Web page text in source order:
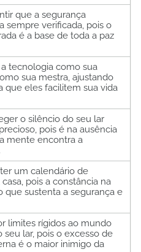
que a segurança
sempre verificada, pois o
é a base de toda a paz
tecnologia como sua
sua mestra, ajustando
que eles facilitem sua vida
o silêncio do seu lar
pois é na ausência
mente encontra a
um calendário de
pois a constância na
que sustenta a segurança e
limites rígidos ao mundo
lar, pois o excesso de
é o maior inimigo da